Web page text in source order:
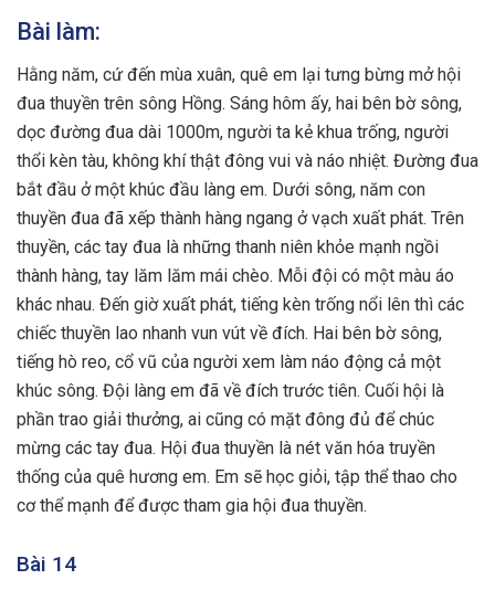
Bài làm:
Hằng năm, cứ đến mùa xuân, quê em lại tưng bừng mở hội
đua thuyền trên sông Hồng. Sáng hôm ấy, hai bên bờ sông,
dọc đường đua dài 1000m, người ta kẻ khua trống, người
thổi kèn tàu, không khí thật đông vui và náo nhiệt. Đường đua
bắt đầu ở một khúc đầu làng em. Dưới sông, năm con
thuyền đua đã xếp thành hàng ngang ở vạch xuất phát. Trên
thuyền, các tay đua là những thanh niên khỏe mạnh ngồi
thành hàng, tay lăm lăm mái chèo. Mỗi đội có một màu áo
khác nhau. Đến giờ xuất phát, tiếng kèn trống nổi lên thì các
chiếc thuyền lao nhanh vun vút về đích. Hai bên bờ sông,
tiếng hò reo, cổ vũ của người xem làm náo động cả một
khúc sông. Đội làng em đã về đích trước tiên. Cuối hội là
phần trao giải thưởng, ai cũng có mặt đông đủ để chúc
mừng các tay đua. Hội đua thuyền là nét văn hóa truyền
thống của quê hương em. Em sẽ học giỏi, tập thể thao cho
cơ thể mạnh để được tham gia hội đua thuyền.
Bài 14